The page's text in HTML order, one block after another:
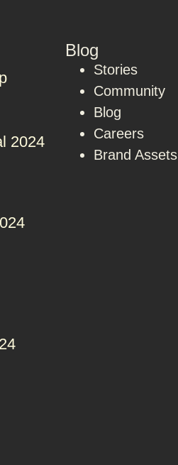
2024
Blog
Stories
Community
Blog
Careers
Brand Assets